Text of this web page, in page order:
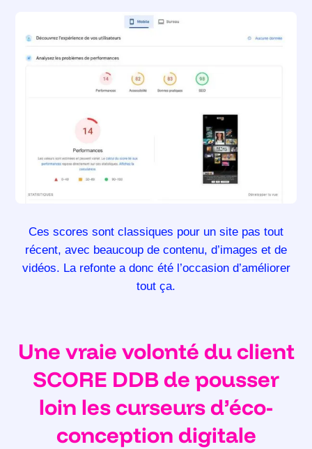
Ces scores sont classiques pour un site pas tout
récent, avec beaucoup de contenu, d’images et de
vidéos. La refonte a donc été l’occasion d’améliorer
tout ça.
Une vraie volonté du client
SCORE DDB de pousser
loin les curseurs d’éco-
conception digitale